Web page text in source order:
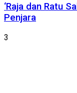
‘Raja dan Ratu
Penjara
3